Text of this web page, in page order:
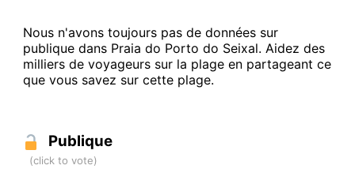
Nous n'avons toujours pas de données sur
publique dans Praia do Porto do Seixal. Aidez des
milliers de voyageurs sur la plage en partageant ce
que vous savez sur cette plage.
Publique